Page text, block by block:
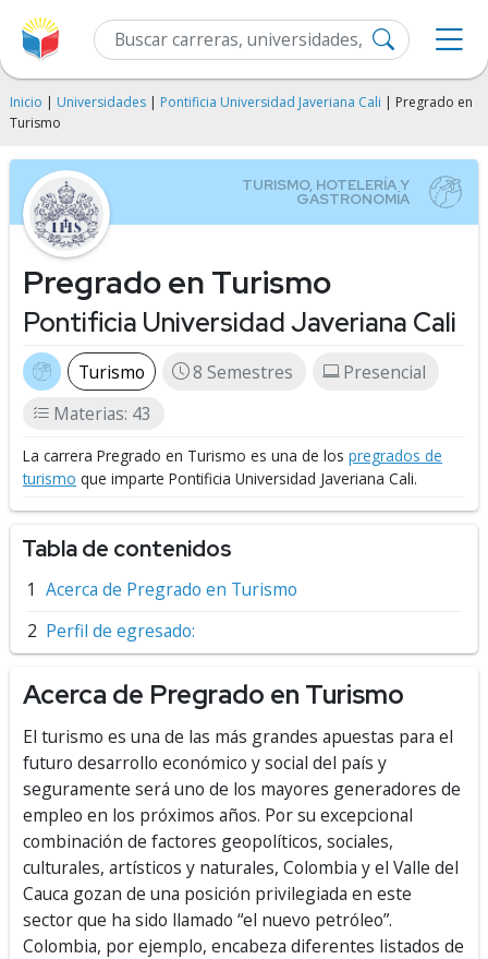
Inicio | Universidades | Pontificia Universidad Javeriana Cali | Pregrado en
Turismo
Pregrado en Turismo
Pontificia Universidad Javeriana Cali
Turismo 8 Semestres
Presencial
Materias: 43
La carrera Pregrado en Turismo es una de los pregrados de
turismo que imparte Pontificia Universidad Javeriana Cali.
Tabla de contenidos
Acerca de Pregrado en Turismo
Perfil de egresado:
Acerca de Pregrado en Turismo
El turismo es una de las más grandes apuestas para el
futuro desarrollo económico y social del país y
seguramente será uno de los mayores generadores de
empleo en los próximos años. Por su excepcional
combinación de factores geopolíticos, sociales,
culturales, artísticos y naturales, Colombia y el Valle del
Cauca gozan de una posición privilegiada en este
sector que ha sido llamado “el nuevo petróleo”.
Colombia, por ejemplo, encabeza diferentes listados de